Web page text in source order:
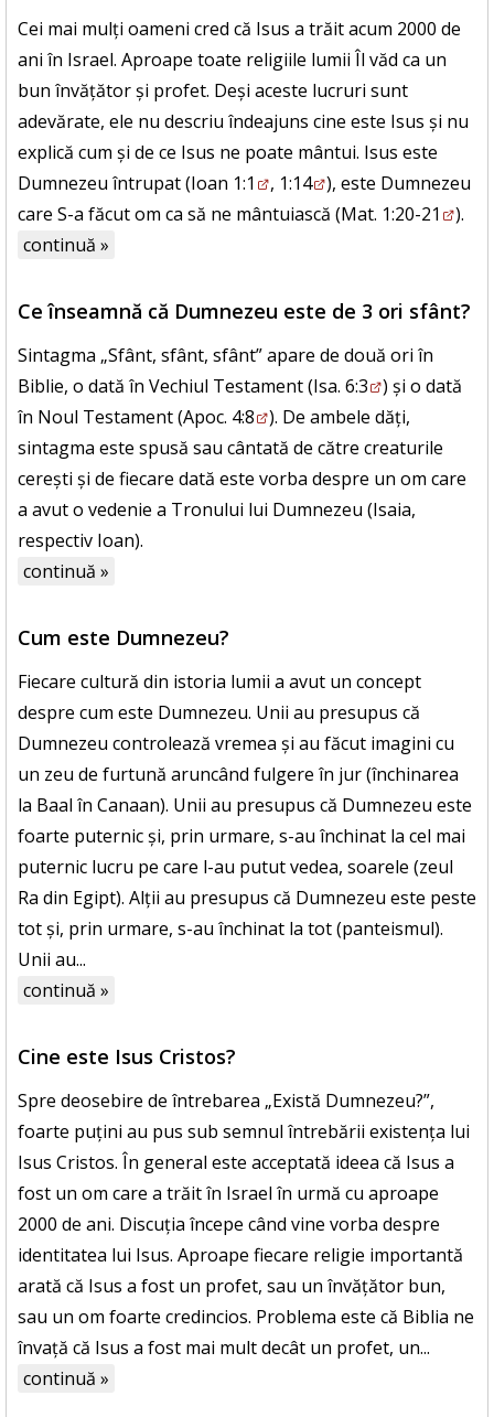
Cei mai mulți oameni cred că Isus a trăit acum 2000 de
ani în Israel. Aproape toate religiile lumii Îl văd ca un
bun învățător și profet. Deși aceste lucruri sunt
adevărate, ele nu descriu îndeajuns cine este Isus și nu
explică cum și de ce Isus ne poate mântui. Isus este
Dumnezeu întrupat (Ioan 1:1 , 1:14 ), este Dumnezeu
care S-a făcut om ca să ne mântuiască (Mat. 1:20-21
).
continuă »
Ce înseamnă că Dumnezeu este de 3 ori sfânt?
Sintagma „Sfânt, sfânt, sfânt” apare de două ori în
Biblie, o dată în Vechiul Testament (Isa. 6:3
) și o dată
în Noul Testament (Apoc. 4:8
). De ambele dăți,
sintagma este spusă sau cântată de către creaturile
cerești și de fiecare dată este vorba despre un om care
a avut o vedenie a Tronului lui Dumnezeu (Isaia,
respectiv Ioan).
continuă »
Cum este Dumnezeu?
Fiecare cultură din istoria lumii a avut un concept
despre cum este Dumnezeu. Unii au presupus că
Dumnezeu controlează vremea și au făcut imagini cu
un zeu de furtună aruncând fulgere în jur (închinarea
la Baal în Canaan). Unii au presupus că Dumnezeu este
foarte puternic și, prin urmare, s-au închinat la cel mai
puternic lucru pe care l-au putut vedea, soarele (zeul
Ra din Egipt). Alții au presupus că Dumnezeu este peste
tot și, prin urmare, s-au închinat la tot (panteismul).
Unii au...
continuă »
Cine este Isus Cristos?
Spre deosebire de întrebarea „Există Dumnezeu?”,
foarte puțini au pus sub semnul întrebării existența lui
Isus Cristos. În general este acceptată ideea că Isus a
fost un om care a trăit în Israel în urmă cu aproape
2000 de ani. Discuția începe când vine vorba despre
identitatea lui Isus. Aproape fiecare religie importantă
arată că Isus a fost un profet, sau un învățător bun,
sau un om foarte credincios. Problema este că Biblia ne
învață că Isus a fost mai mult decât un profet, un...
continuă »